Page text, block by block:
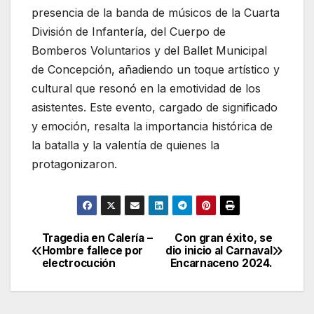
presencia de la banda de músicos de la Cuarta
División de Infantería, del Cuerpo de
Bomberos Voluntarios y del Ballet Municipal
de Concepción, añadiendo un toque artístico y
cultural que resonó en la emotividad de los
asistentes. Este evento, cargado de significado
y emoción, resalta la importancia histórica de
la batalla y la valentía de quienes la
protagonizaron.
Navegación
de
Con gran éxito, se
dio inicio al Carnaval
Encarnaceno 2024.
Tragedia en Calería –
Hombre fallece por
electrocución